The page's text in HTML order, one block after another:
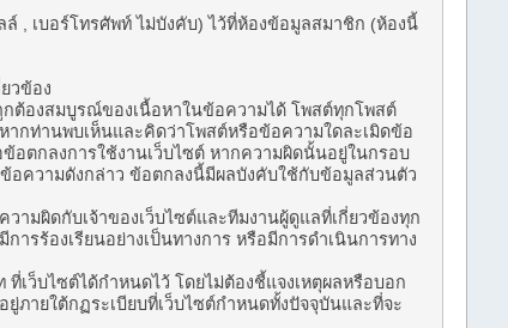
, เบอร์โทรศัพท์ ไม่บังคับ) ไว้ที่ห้องข้อมูลสมาชิก (ห้องนี้
วข้อง
ต้องสมบูรณ์ของเนื้อหาในข้อความได้ โพสต์ทุกโพสต์
ากท่านพบเห็นและคิดว่าโพสต์หรือข้อความใดละเมิดข้อ
อตกลงการใช้งานเว็บไซต์ หากความผิดนั้นอยู่ในกรอบ
อความดังกล่าว ข้อตกลงนี้มีผลบังคับใช้กับข้อมูลส่วนตัว
มผิดกับเจ้าของเว็บไซต์และทีมงานผู้ดูแลที่เกี่ยวข้องทุก
รร้องเรียนอย่างเป็นทางการ หรือมีการดำเนินการทาง
เว็บไซต์ได้กำหนดไว้ โดยไม่ต้องชี้แจงเหตุผลหรือบอก
ภายใต้กฏระเบียบที่เว็บไซต์กำหนดทั้งปัจจุบันและที่จะ